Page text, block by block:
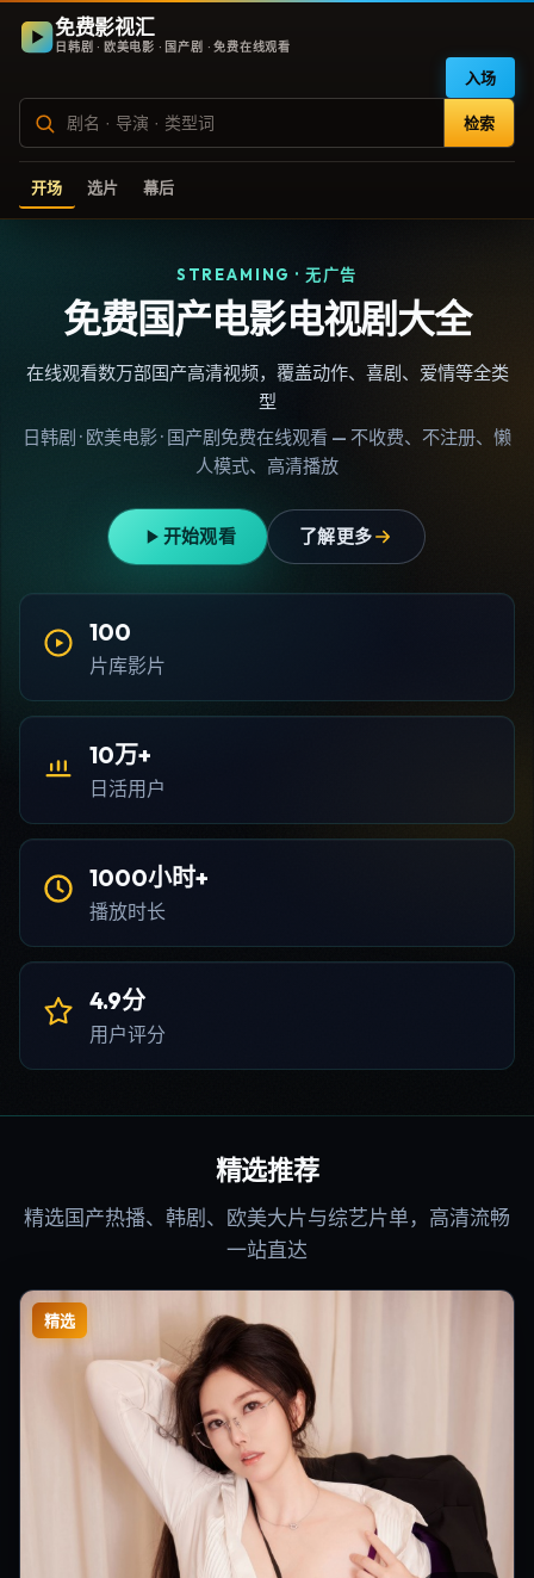
免费影视汇
日韩剧 · 欧美电影 · 国产剧 · 免费在线观看
检索
入场
开场 选片 幕后
STREAMING · 无广告
免费国产电影电视剧大全
在线观看数万部国产高清视频，覆盖动作、喜剧、爱情等全类
型
日韩剧 · 欧美电影 · 国产剧免费在线观看 — 不收费、不注册、懒
人模式、高清播放
开始观看 了解更多
100
片库影片
10万+
日活用户
1000小时+
播放时长
4.9分
用户评分
精选推荐
精选国产热播、韩剧、欧美大片与综艺片单，高清流畅
一站直达
精选